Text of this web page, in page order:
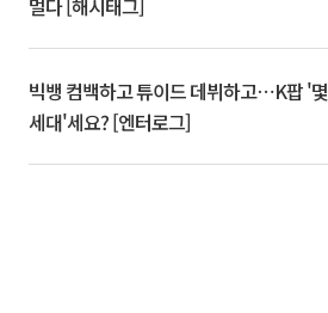
빅뱅 컴백하고 튜이드 데뷔하고⋯K팝 '몇
세대'세요? [엔터로그]